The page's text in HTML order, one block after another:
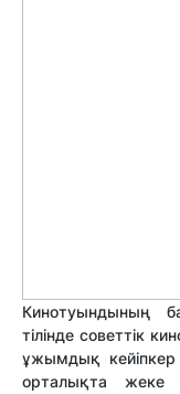
Кинотуындының
тілінде советтік
ұжымдық кейіпкер
орталықта